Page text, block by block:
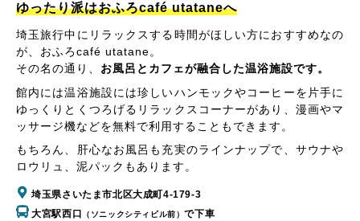
ゆったり派はおふろcafé utataneへ
埼玉旅行中にリラックスする時間がほしい方におすすめなの
が、おふろcafé utatane。
その名の通り、 お風呂とカフェが融合した温浴施設です。
館内には温浴施設には珍しいハンモックやコーヒーを片手に
ゆっくりとくつろげるリラックスコーナーがあり、漫画やマ
ッサージ機などを無料で利用することもできます。
もちろん、肝心なお風呂も充実のラインナップで、サウナや
ロウリュ、泥パックもあります。
埼玉県さいたま市北区大成町4-179-3
大宮駅西口
（ソニックシティビル前）で下車